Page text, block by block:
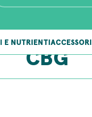
E NUTRIENTIACCESSORI
CBG